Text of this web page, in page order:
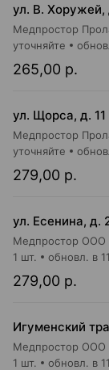
ул. В. Хоружей,
265,00 р.
уточняйте
ул. Щорса, д. 11
279,00 р.
уточняйте
ул. Есенина, д.
279,00 р.
1 шт. обновл. в
Игуменский
1 шт. обновл. в